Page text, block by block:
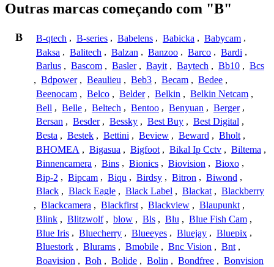
Outras marcas começando com "B"
B B-qtech , B-series , Babelens , Babicka , Babycam ,
Baksa , Balitech , Balzan , Banzoo , Barco , Bardi ,
Barlus , Bascom , Basler , Bayit , Baytech , Bb10 , Bcs
, Bdpower , Beaulieu , Beb3 , Becam , Bedee ,
Beenocam , Belco , Belder , Belkin , Belkin Netcam ,
Bell , Belle , Beltech , Bentoo , Benyuan , Berger ,
Bersan , Besder , Bessky , Best Buy , Best Digital ,
Besta , Bestek , Bettini , Beview , Beward , Bholt ,
BHOMEA , Bigasua , Bigfoot , Bikal Ip Cctv , Biltema ,
Binnencamera , Bins , Bionics , Biovision , Bioxo ,
Bip-2 , Bipcam , Biqu , Birdsy , Bitron , Biwond ,
Black , Black Eagle , Black Label , Blackat , Blackberry
, Blackcamera , Blackfirst , Blackview , Blaupunkt ,
Blink , Blitzwolf , blow , Bls , Blu , Blue Fish Cam ,
Blue Iris , Bluecherry , Blueeyes , Bluejay , Bluepix ,
Bluestork , Blurams , Bmobile , Bnc Vision , Bnt ,
Boavision , Boh , Bolide , Bolin , Bondfree , Bonvision